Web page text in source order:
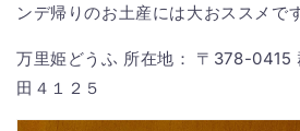
ンデ帰りのお土産には大おススメで
万里姫どうふ 所在地： 〒378-0415
田４１２５